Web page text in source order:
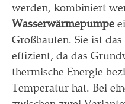
werden, kombiniert
Wasserwärmepumpe
Großbauten. Sie ist
effizient, da das
thermische Energie
Temperatur hat. Bei